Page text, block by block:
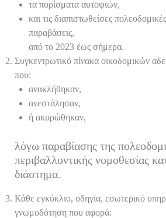
τα πορίσματα αυτοψιών,
και τις διαπιστωθείσες
παραβάσεις,
από το 2023 έως σήμερα.
Συγκεντρωτικό πίνακα οικοδομικών
που:
ανακλήθηκαν,
ανεστάλησαν,
ή ακυρώθηκαν,
λόγω παραβίασης της
περιβαλλοντικής νομοθεσίας
διάστημα.
Κάθε εγκύκλιο, οδηγία, εσωτερικό
γνωμοδότηση που αφορά: